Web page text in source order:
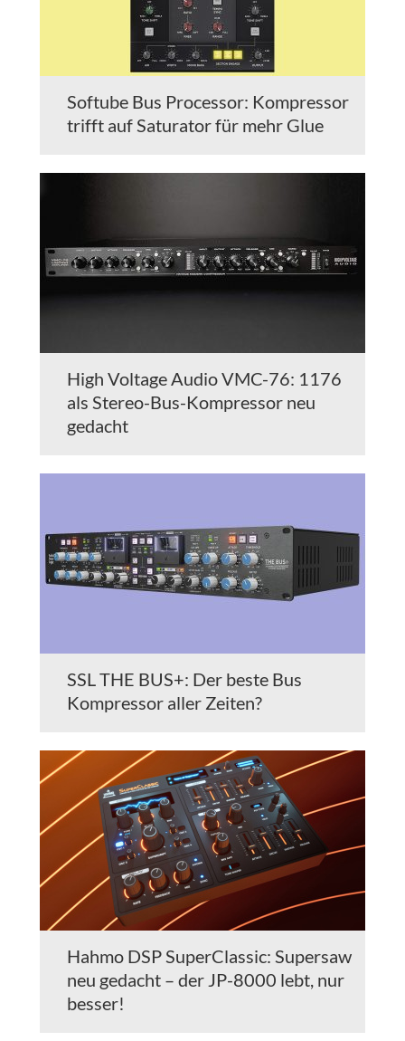
Softube Bus Processor: Kompressor
trifft auf Saturator für mehr Glue
High Voltage Audio VMC-76: 1176
als Stereo-Bus-Kompressor neu
gedacht
SSL THE BUS+: Der beste Bus
Kompressor aller Zeiten?
Hahmo DSP SuperClassic: Supersaw
neu gedacht – der JP-8000 lebt, nur
besser!